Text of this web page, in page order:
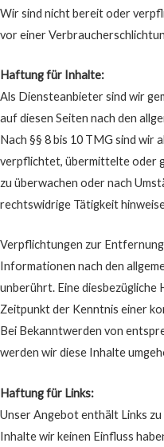
Wir sind nicht bereit oder
vor einer
Haftung für Inhalte:
Als Diensteanbieter sind wir
auf diesen Seiten nach den
Nach §§ 8 bis 10 TMG sind wir
verpflichtet, übermittelte oder
zu überwachen oder nach
rechtswidrige Tätigkeit
Verpflichtungen zur
Informationen nach den
unberührt. Eine diesbezügliche
Zeitpunkt der Kenntnis einer
Bei Bekanntwerden von
werden wir diese Inhalte
Haftung für Links:
Unser Angebot enthält Links
Inhalte wir keinen Einfluss